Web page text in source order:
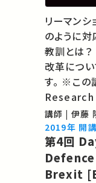
リーマン
のように対
教訓とは
改革につ
す。 ※この講演は英語です。 ★GraSPP
Research
京大学公共政策大学院
の誰かの学び
りの講義
講師 | 伊藤
2019年 開講
第4回 Days of Future Past? UK
Brexit